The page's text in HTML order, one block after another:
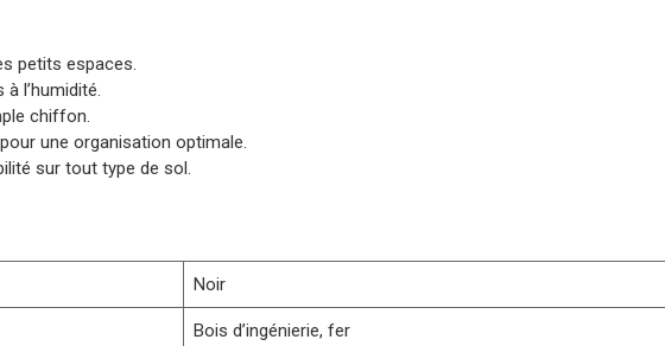
petits espaces.
l’humidité.
chiffon.
une organisation optimale.
sur tout type de sol.
Noir
Bois d’ingénierie, fer